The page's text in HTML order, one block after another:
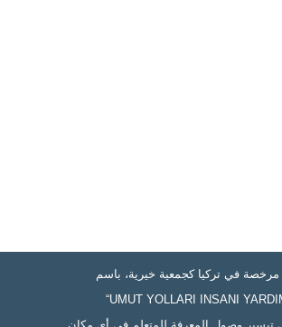
في تركيا كجمعية خيرية، باسم
“UMUT YOLLARI INSANI